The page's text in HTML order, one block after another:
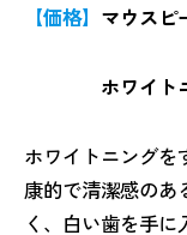
【価格】 マウス
ホワイト
ホワイトニングを
康的で清潔感のあ
く、白い歯を手